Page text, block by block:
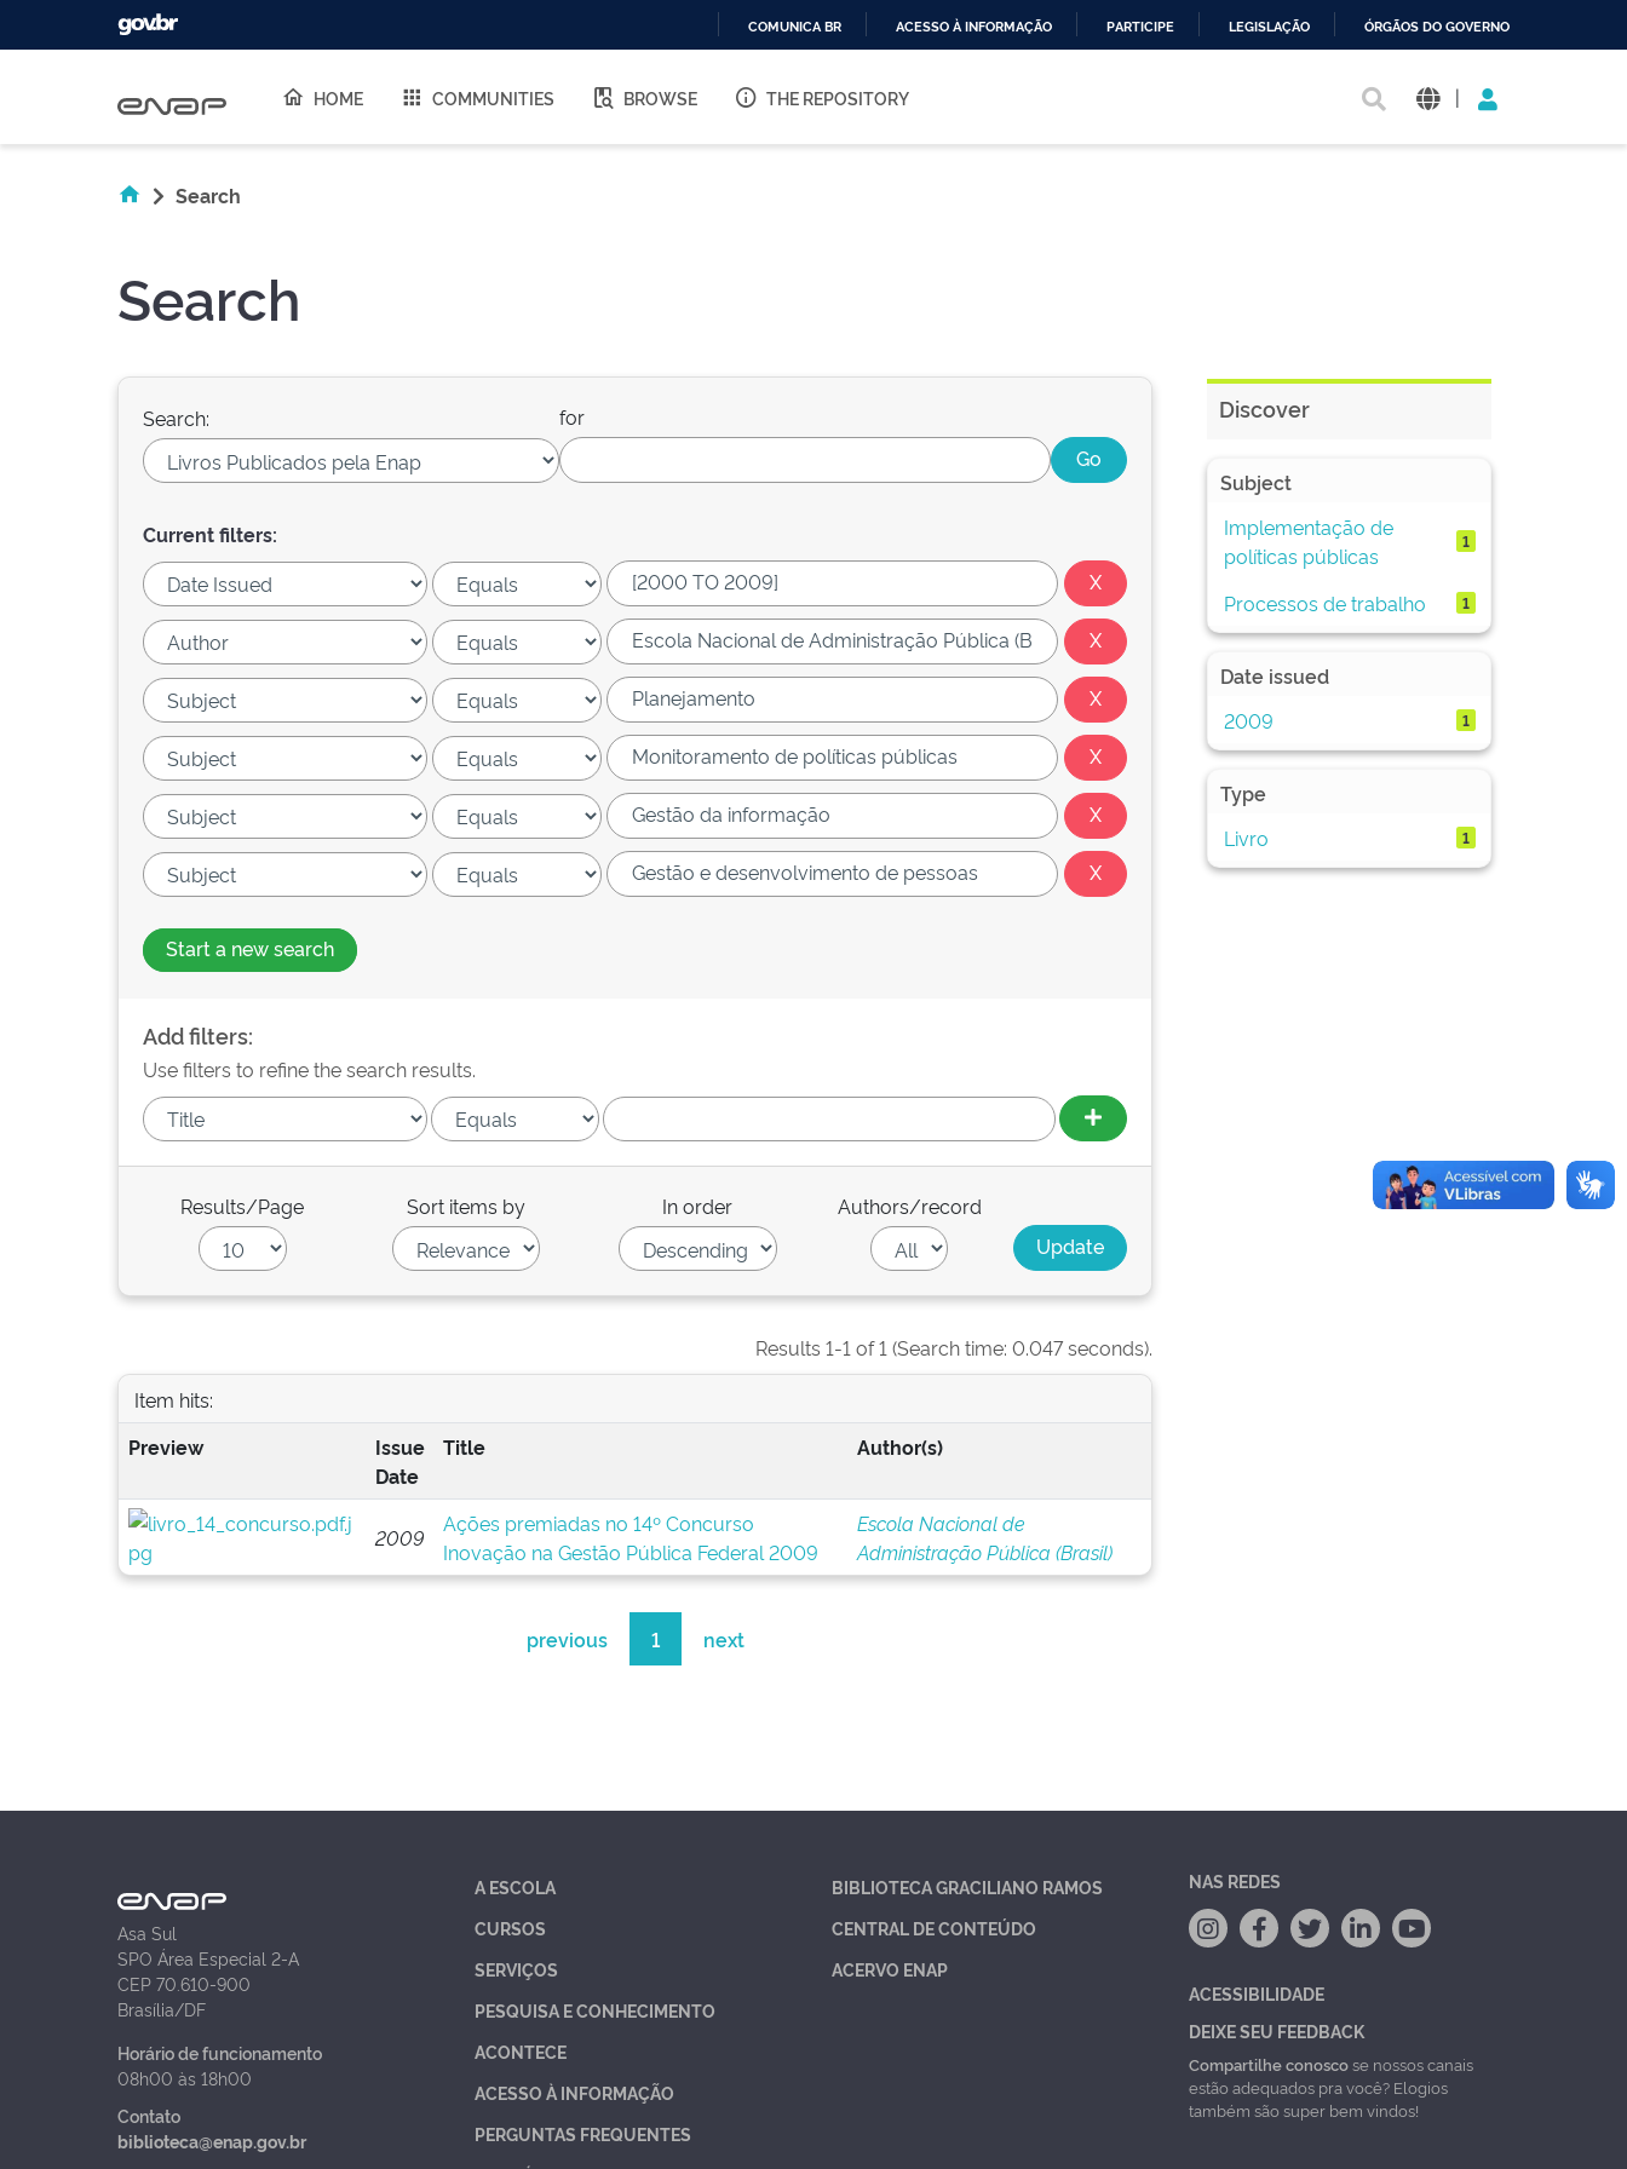
O
COMUNICA BR ACESSO À INFORMAÇÃO PARTICIPE LEGISLAÇÃO ÓRGÃOS DO GOVERNO
HOME COMMUNITIES BROWSE THE REPOSITORY |
Search
Search
Search: for
Current filters:
Start a new search
Add filters:
Use filters to refine the search results.
Results/Page Sort items by In order Authors/record
Results 1-1 of 1 (Search time: 0.047 seconds).
Item hits:
Preview
Issue
Date
Title Author(s)
2009
Ações premiadas no 14º Concurso
Inovação na Gestão Pública Federal 2009
Escola Nacional de
Administração Pública (Brasil)
previous 1 next
Discover
Subject
Implementação de
políticas públicas
1
Processos de trabalho 1
Date issued
2009
1
Type
Livro
1
Asa Sul
SPO Área Especial 2-A
CEP 70.610-900
Brasília/DF
Horário de funcionamento
08h00 às 18h00
Contato
biblioteca@enap.gov.br
A ESCOLA
CURSOS
SERVIÇOS
PESQUISA E CONHECIMENTO
ACONTECE
ACESSO À INFORMAÇÃO
PERGUNTAS FREQUENTES
BIBLIOTECA GRACILIANO RAMOS
CENTRAL DE CONTEÚDO
ACERVO ENAP
NAS REDES
ACESSIBILIDADE
DEIXE SEU FEEDBACK
Compartilhe conoscose nossos canais
estão adequados pra você? Elogios
também são super bem vindos!